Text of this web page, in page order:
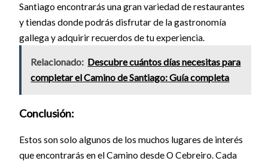
Santiago encontrarás una gran variedad de restaurantes
y tiendas donde podrás disfrutar de la gastronomía
gallega y adquirir recuerdos de tu experiencia.
Relacionado: Descubre cuántos días necesitas para
completar el Camino de Santiago: Guía completa
Conclusión:
Estos son solo algunos de los muchos lugares de interés
que encontrarás en el Camino desde O Cebreiro. Cada